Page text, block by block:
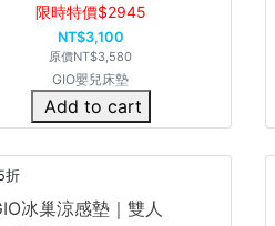
限時特價$2945
NT$3,100
原價NT$3,580
GIO嬰兒床墊
Add to cart
折